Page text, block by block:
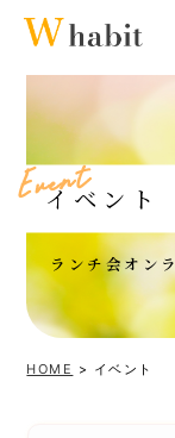
Event
イベント
ランチ会オン
HOME > イベント